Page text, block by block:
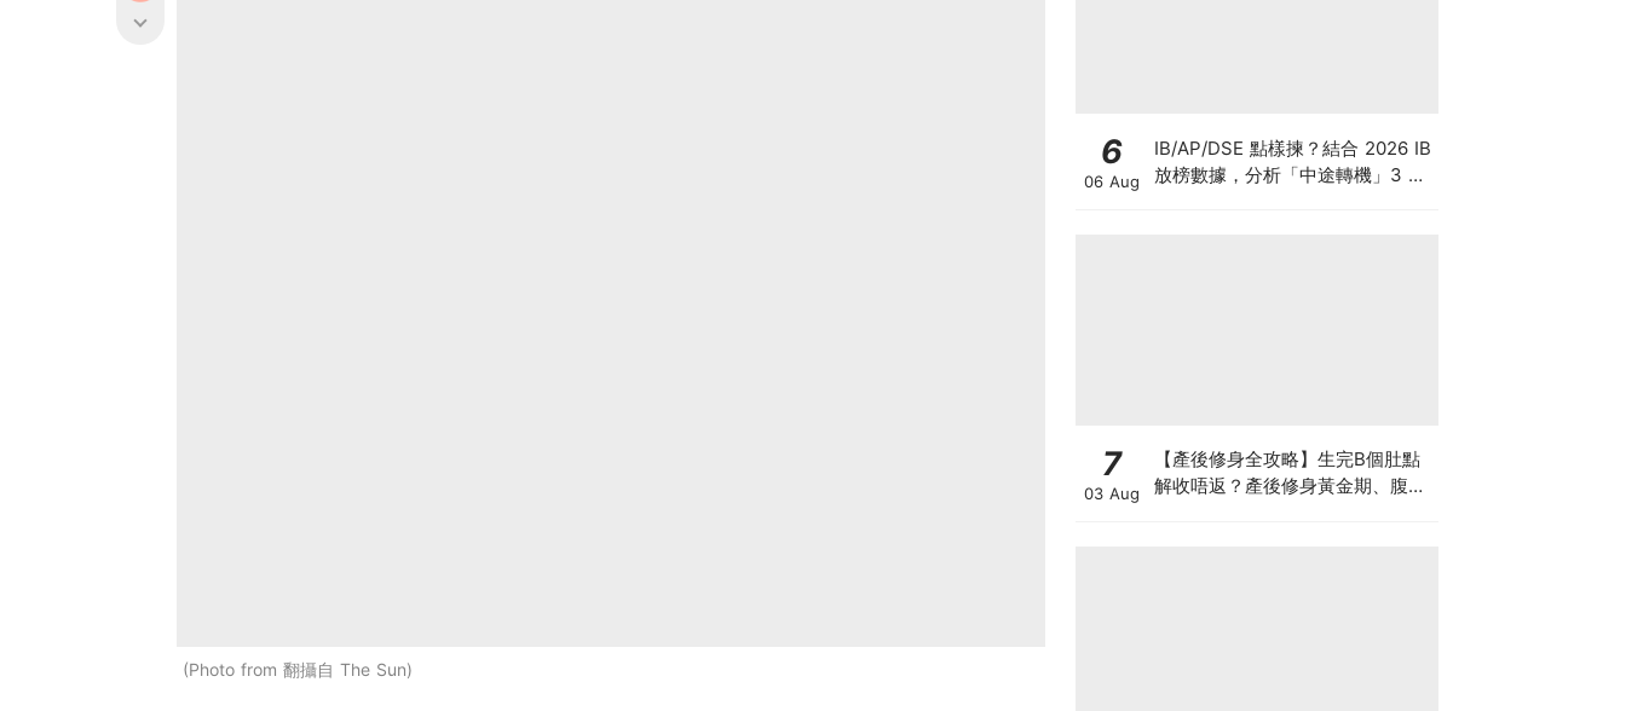
Photo from 翻攝自 The Sun
6
06 Aug
IB/AP/DSE 點樣揀？結合 2026 IB
放榜數據，分析「中途轉機」3 大
7
03 Aug
【產後修身全攻略】生完B個肚點
解收唔返？產後修身黃金期、腹直